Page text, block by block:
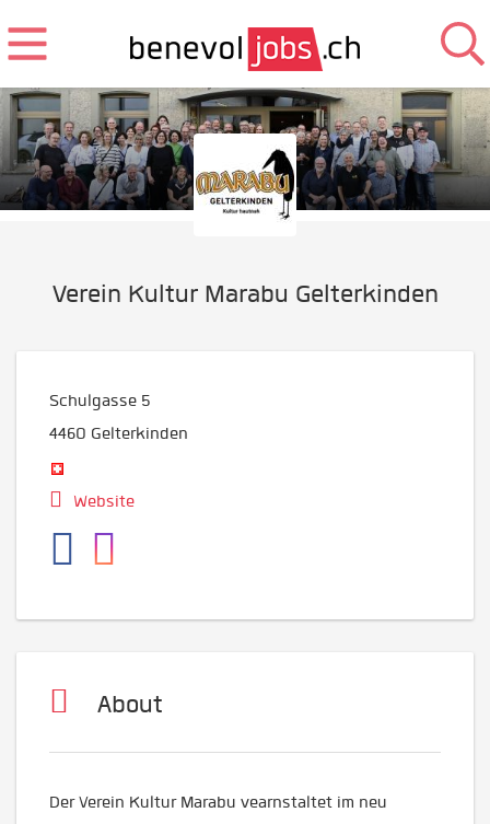
Verein Kultur Marabu Gelterkinden
Schulgasse 5
4460 Gelterkinden
Website
About
Der Verein Kultur Marabu vearnstaltet im neu